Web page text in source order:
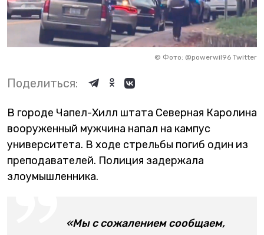
© Фото: @powerwil96 Twitter
Поделиться:
В городе Чапел-Хилл штата Северная Каролина
вооруженный мужчина напал на кампус
университета. В ходе стрельбы погиб один из
преподавателей. Полиция задержала
злоумышленника.
«Мы с сожалением сообщаем,